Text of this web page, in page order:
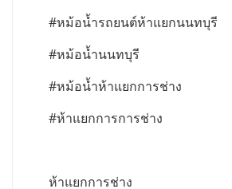
#หม้อน้ำรถยนต์ห้าแยกนนทบุรี
#หม้อน้ำนนทบุรี
#หม้อน้ำห้าแยกการช่าง
#ห้าแยกการการช่าง
ห้าแยกการช่าง